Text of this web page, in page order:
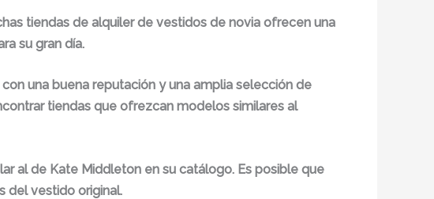
tiendas de alquiler de vestidos de novia ofrecen una
su gran día.
una buena reputación y una amplia selección de
tiendas que ofrezcan modelos similares al
al de Kate Middleton en su catálogo. Es posible que
del vestido original.